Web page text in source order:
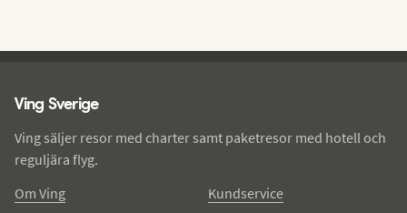
Ving Sverige
Ving säljer resor med charter samt paketresor med hotell och
reguljära flyg.
Om Ving
Kundservice